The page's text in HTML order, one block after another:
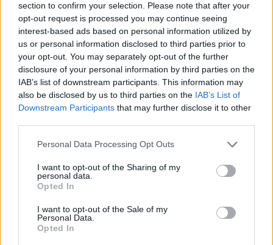
section to confirm your selection. Please note that after your
opt-out request is processed you may continue seeing
interest-based ads based on personal information utilized by
us or personal information disclosed to third parties prior to
your opt-out. You may separately opt-out of the further
disclosure of your personal information by third parties on the
IAB’s list of downstream participants. This information may
also be disclosed by us to third parties on the IAB’s List of
Downstream Participants that may further disclose it to other
Please note that this website/app uses one or more Google
not limited to your visit or usage behaviour. You may click to
grant or deny consent to Google and its third-party tags to
use your data for below specified purposes in below Google
consent section.
Personal Data Processing Opt Outs
I want to opt-out of the Sharing of my
personal data.
Opted In
I want to opt-out of the Sale of my
Personal Data.
Opted In
AUTORE
Redazione Sport Magazine